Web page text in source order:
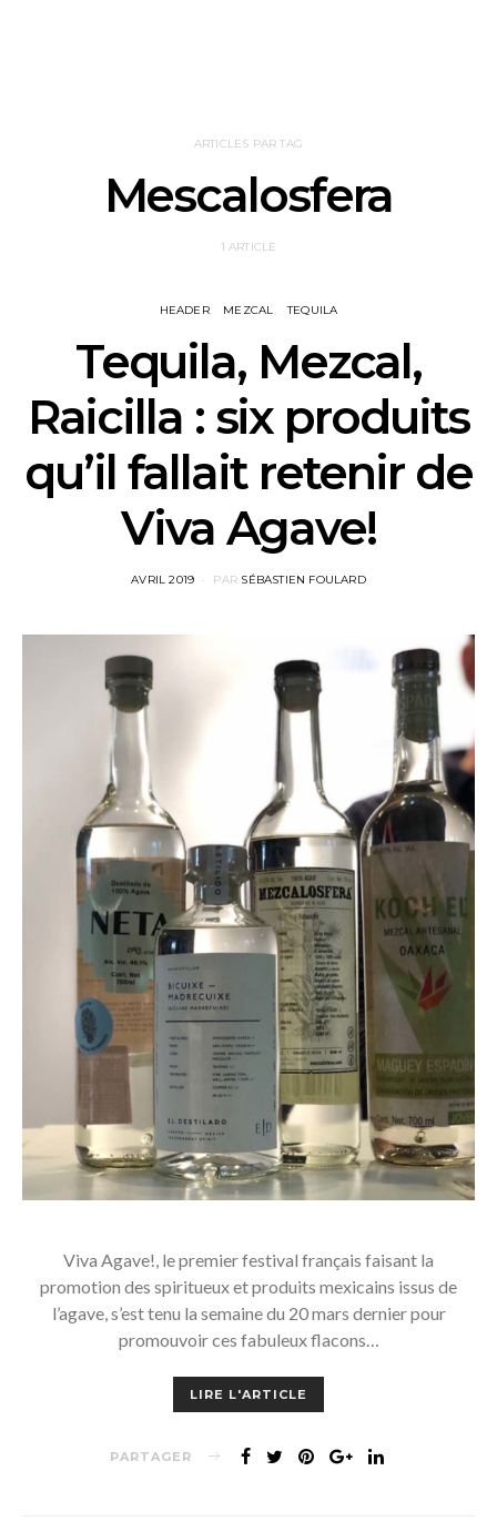
ARTICLES PAR TAG
Mescalosfera
1 ARTICLE
HEADER MEZCAL TEQUILA
Tequila, Mezcal,
Raicilla : six produits
qu’il fallait retenir de
Viva Agave!
POSTED
AVRIL 2019 PAR SÉBASTIEN FOULARD
Viva Agave!, le premier festival français faisant la
promotion des spiritueux et produits mexicains issus de
l’agave, s’est tenu la semaine du 20 mars dernier pour
promouvoir ces fabuleux flacons…
LIRE L'ARTICLE
PARTAGER